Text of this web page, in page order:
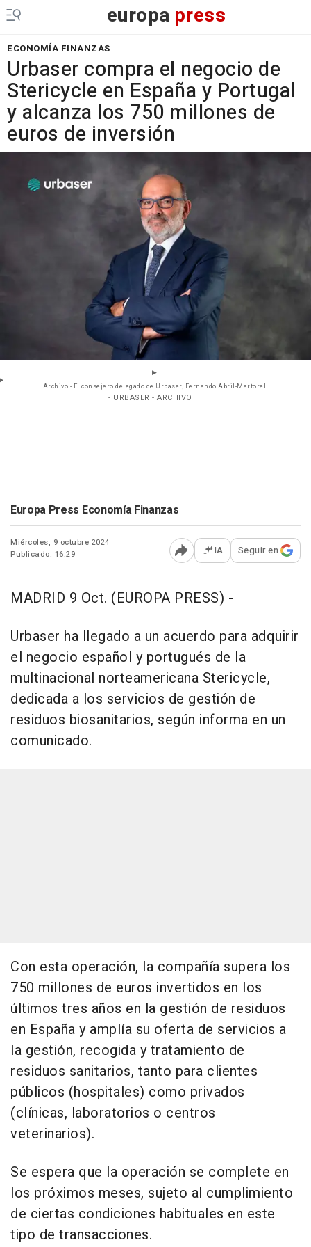
europa press
ECONOMÍA FINANZAS
Urbaser compra el negocio de
Stericycle en España y Portugal
y alcanza los 750 millones de
euros de inversión
Archivo - El consejero delegado de Urbaser, Fernando Abril-Martorell
- URBASER - ARCHIVO
Europa Press Economía Finanzas
Miércoles, 9 octubre 2024
Publicado: 16:29
Abrir opciones para
IA Seguir en
MADRID 9 Oct. (EUROPA PRESS) -
Urbaser ha llegado a un acuerdo para adquirir
el negocio español y portugués de la
multinacional norteamericana Stericycle,
dedicada a los servicios de gestión de
residuos biosanitarios, según informa en un
comunicado.
Con esta operación, la compañía supera los
750 millones de euros invertidos en los
últimos tres años en la gestión de residuos
en España y amplía su oferta de servicios a
la gestión, recogida y tratamiento de
residuos sanitarios, tanto para clientes
públicos (hospitales) como privados
(clínicas, laboratorios o centros
veterinarios).
Se espera que la operación se complete en
los próximos meses, sujeto al cumplimiento
de ciertas condiciones habituales en este
tipo de transacciones.